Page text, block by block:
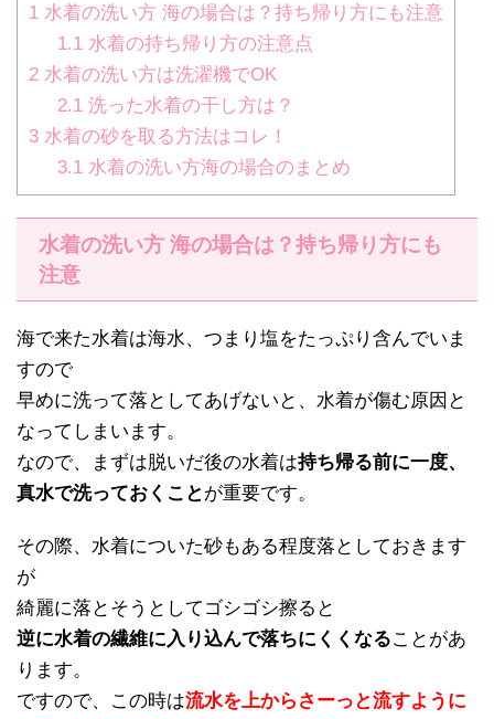
1 水着の洗い方 海の場合は？持ち帰り方にも注意
1.1 水着の持ち帰り方の注意点
2 水着の洗い方は洗濯機でOK
2.1 洗った水着の干し方は？
3 水着の砂を取る方法はコレ！
3.1 水着の洗い方海の場合のまとめ
水着の洗い方 海の場合は？持ち帰り方にも
注意
海で来た水着は海水、つまり塩をたっぷり含んでいま
すので
早めに洗って落としてあげないと、水着が傷む原因と
なってしまいます。
なので、まずは脱いだ後の水着は持ち帰る前に一度、
真水で洗っておくことが重要です。
その際、水着についた砂もある程度落としておきます
が
綺麗に落とそうとしてゴシゴシ擦ると
逆に水着の繊維に入り込んで落ちにくくなることがあ
ります。
ですので、この時は流水を上からさーっと流すように